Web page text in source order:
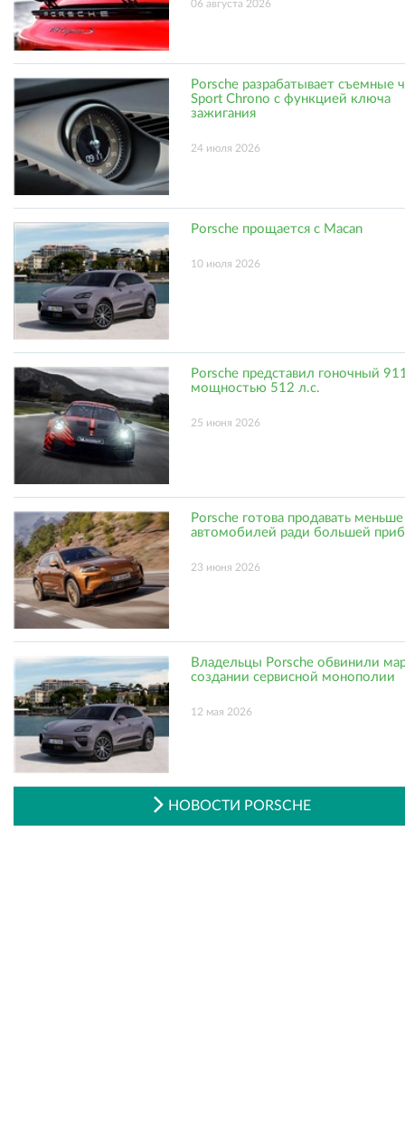
06 августа 2026
Porsche разрабатывает съемные
Sport Chrono с функцией ключа
зажигания
24 июля 2026
Porsche прощается с Macan
10 июля 2026
Porsche представил гоночный
мощностью 512 л.с.
25 июня 2026
Porsche готова продавать меньше
автомобилей ради большей
23 июня 2026
Владельцы Porsche обвинили
создании сервисной монополии
12 мая 2026
НОВОСТИ PORSCHE